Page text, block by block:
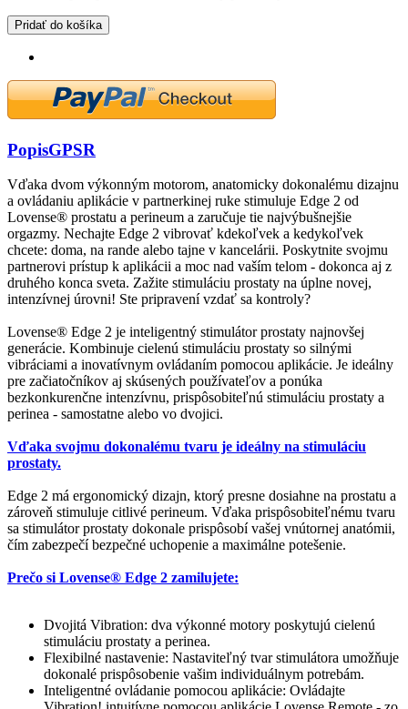
Pridať do košíka
PopisGPSR
Vďaka dvom výkonným motorom, anatomicky dokonalému dizajnu
a ovládaniu aplikácie v partnerkinej ruke stimuluje Edge 2 od
Lovense® prostatu a perineum a zaručuje tie najvýbušnejšie
orgazmy. Nechajte Edge 2 vibrovať kdekoľvek a kedykoľvek
chcete: doma, na rande alebo tajne v kancelárii. Poskytnite svojmu
partnerovi prístup k aplikácii a moc nad vaším telom - dokonca aj z
druhého konca sveta. Zažite stimuláciu prostaty na úplne novej,
intenzívnej úrovni! Ste pripravení vzdať sa kontroly?
Lovense® Edge 2 je inteligentný stimulátor prostaty najnovšej
generácie. Kombinuje cielenú stimuláciu prostaty so silnými
vibráciami a inovatívnym ovládaním pomocou aplikácie. Je ideálny
pre začiatočníkov aj skúsených používateľov a ponúka
bezkonkurenčne intenzívnu, prispôsobiteľnú stimuláciu prostaty a
perinea - samostatne alebo vo dvojici.
Vďaka svojmu dokonalému tvaru je ideálny na stimuláciu
prostaty.
Edge 2 má ergonomický dizajn, ktorý presne dosiahne na prostatu a
zároveň stimuluje citlivé perineum. Vďaka prispôsobiteľnému tvaru
sa stimulátor prostaty dokonale prispôsobí vašej vnútornej anatómii,
čím zabezpečí bezpečné uchopenie a maximálne potešenie.
Prečo si Lovense® Edge 2 zamilujete:
Dvojitá Vibration: dva výkonné motory poskytujú cielenú
stimuláciu prostaty a perinea.
Flexibilné nastavenie: Nastaviteľný tvar stimulátora umožňuje
dokonalé prispôsobenie vašim individuálnym potrebám.
Inteligentné ovládanie pomocou aplikácie: Ovládajte